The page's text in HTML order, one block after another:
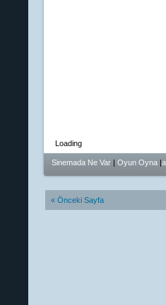
Loading
Sinemada Ne Var | Oyun Oyna |
« Önceki Sayfa